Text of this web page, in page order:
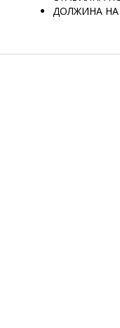
ДОЛЖИНА НА